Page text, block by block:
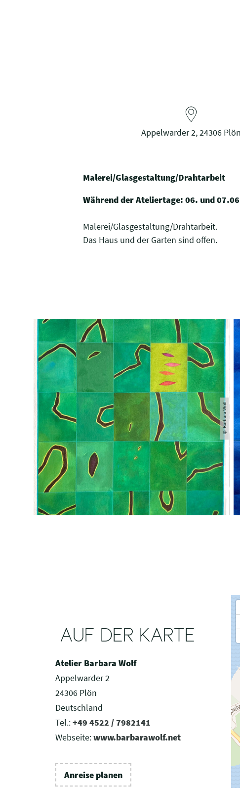
Appelwarder 2, 24306 Plön
Malerei/Glasgestaltung/Drahtarbeit
Während der Ateliertage: 06. und
Malerei/Glasgestaltung/Drahtarbeit.
Das Haus und der Garten sind offen.
© Barbara Wolf
AUF DER KARTE
Atelier Barbara Wolf
Appelwarder 2
24306 Plön
Deutschland
Tel.:+49 4522 / 7982141
Webseite:www.barbarawolf.net
Anreise planen